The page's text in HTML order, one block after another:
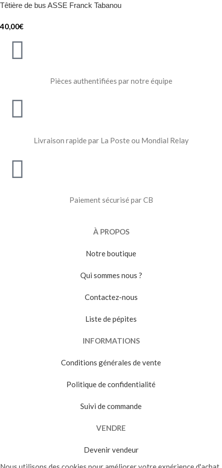
Têtière de bus ASSE Franck Tabanou
40,00€
Pièces authentifiées par notre équipe
Livraison rapide par La Poste ou Mondial Relay
Paiement sécurisé par CB
À PROPOS
Notre boutique
Qui sommes nous ?
Contactez-nous
Liste de pépites
INFORMATIONS
Conditions générales de vente
Politique de confidentialité
Suivi de commande
VENDRE
Devenir vendeur